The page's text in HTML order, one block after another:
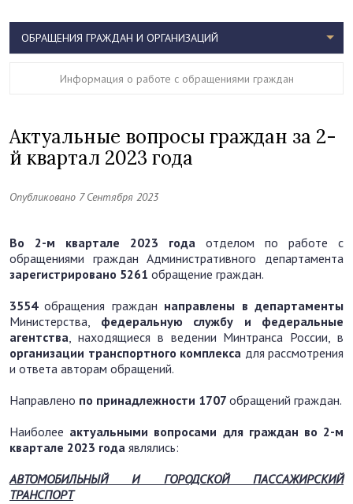
Актуальные вопросы граждан за 2-
й квартал 2023 года
Опубликовано 7 Сентября 2023
Во 2-м квартале 2023 года отделом по работе с
обращениями граждан Административного департамента
зарегистрировано 5261 обращение граждан.
3554обращения граждан направлены в департаменты
Министерства, федеральную службу и федеральные
агентства, находящиеся в ведении Минтранса России, в
организации транспортного комплекса для рассмотрения
и ответа авторам обращений.
Направлено по принадлежности 1707 обращений граждан.
Наиболее актуальными вопросами для граждан во 2-м
квартале 2023 года являлись:
АВТОМОБИЛЬНЫЙ И ГОРОДСКОЙ ПАССАЖИРСКИЙ
ТРАНСПОРТ
ОБРАЩЕНИЯ ГРАЖДАН И ОРГАНИЗАЦИЙ
Информация о работе с обращениями граждан